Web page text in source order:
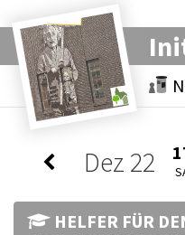
Dez 22
HELFER FÜR